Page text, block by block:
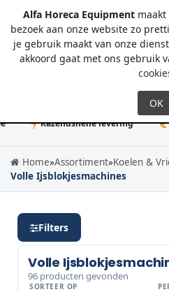
Alfa Horeca Equipmentmaakt
bezoek aan onze website zo
je gebruik maakt van onze
akkoord gaat met ons gebruik
Razendsnelle levering
Home»Assortiment»Koelen &
Volle Ijsblokjesmachines
Filters
Volle
96 producten gevonden
SORTEER OP